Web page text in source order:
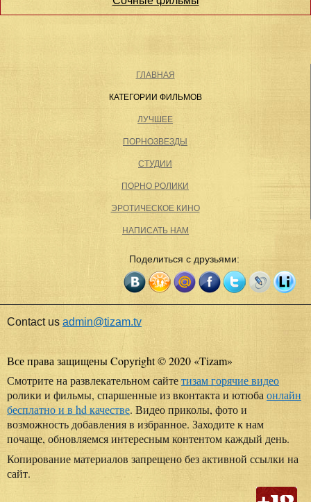
ГЛАВНАЯ
КАТЕГОРИИ ФИЛЬМОВ
ЛУЧШЕЕ
ПОРНОЗВЕЗДЫ
СТУДИИ
ПОРНО РОЛИКИ
ЭРОТИЧЕСКОЕ КИНО
НАПИСАТЬ НАМ
Contact us admin@tizam.tv
Все права защищены Copyright © 2020 «Tizam»
Смотрите на развлекательном сайтетизам горячие видео
ролики и фильмы, спаршенные из вконтакта и ютюба онлайн
бесплатно и в hd качестве. Видео приколы, фото и
возможность добавления в избранное. Заходите к нам
почаще, обновляемся интересным контентом каждый день.
Копирование материалов запрещено без активной ссылки на
сайт.
Поделиться с друзьями: